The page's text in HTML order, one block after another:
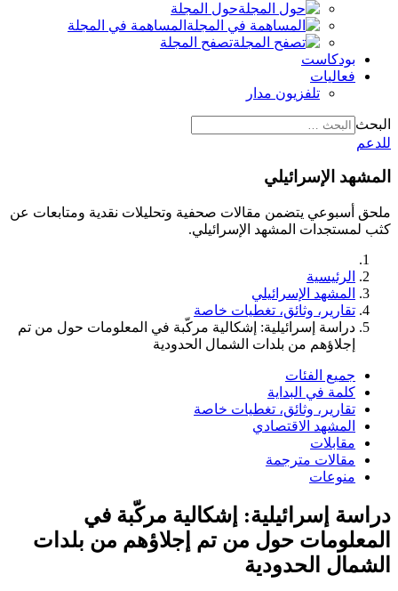
حول المجلة
المساهمة في المجلة
تصفح المجلة
بودكاست
فعاليات
تلفزيون مدار
البحث
للدعم
المشهد الإسرائيلي
ملحق أسبوعي يتضمن مقالات صحفية وتحليلات نقدية ومتابعات عن
كثب لمستجدات المشهد الإسرائيلي.
الرئيسية
المشهد الإسرائيلي
تقارير، وثائق، تغطيات خاصة
دراسة إسرائيلية: إشكالية مركّبة في المعلومات حول من تم
إجلاؤهم من بلدات الشمال الحدودية
جميع الفئات
كلمة في البداية
تقارير، وثائق، تغطيات خاصة
المشهد الاقتصادي
مقابلات
مقالات مترجمة
منوعات
دراسة إسرائيلية: إشكالية مركّبة في
المعلومات حول من تم إجلاؤهم من بلدات
الشمال الحدودية